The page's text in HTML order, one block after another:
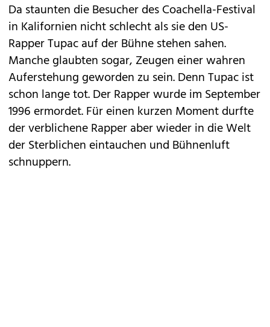
Da staunten die Besucher des Coachella-Festival
in Kalifornien nicht schlecht als sie den US-
Rapper Tupac auf der Bühne stehen sahen.
Manche glaubten sogar, Zeugen einer wahren
Auferstehung geworden zu sein. DennTupacist
schon lange tot. Der Rapper wurde im September
1996 ermordet. Für einen kurzen Moment durfte
der verblichene Rapper aber wieder in die Welt
der Sterblichen eintauchen und Bühnenluft
schnuppern.